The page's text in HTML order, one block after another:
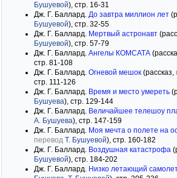
Бушуевой), стр. 16-31
Дж. Г. Баллард. До завтра миллион лет
Бушуевой), стр. 32-55
Дж. Г. Баллард. Мертвый астронавт
Бушуевой), стр. 57-79
Дж. Г. Баллард. Ангелы КОМСАТА
стр. 81-108
Дж. Г. Баллард. Огневой мешок (рассказ,
стр. 111-126
Дж. Г. Баллард. Время и место умереть
Бушуева), стр. 129-144
Дж. Г. Баллард. Величайшее телешоу
А. Бушуева), стр. 147-159
Дж. Г. Баллард. Моя мечта о полете на
перевод Т. Бушуевой), стр. 160-182
Дж. Г. Баллард. Воздушная катастрофа
Бушуевой), стр. 184-202
Дж. Г. Баллард. Низко летающий